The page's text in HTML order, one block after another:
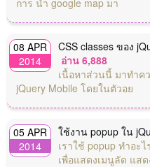
08 APR
2014
CSS classes ของ
อ่าน 6,888
เนื้อหาส่วนนี้ มาทำค
jQuery Mobile โดยในตัวอย
05 APR
2014
ใช้งาน popup ใน
เราใช้ popup ทำอะ
เพื่อแสดงเมนูลัด แสด